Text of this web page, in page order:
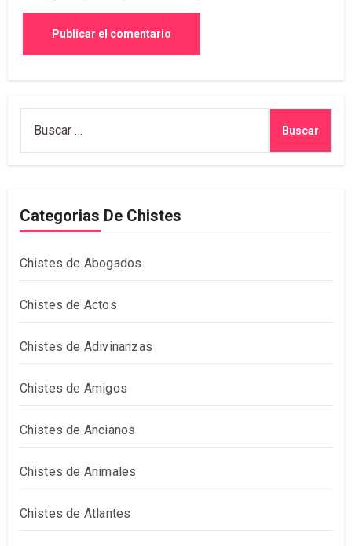
Categorias De Chistes
Chistes de Abogados
Chistes de Actos
Chistes de Adivinanzas
Chistes de Amigos
Chistes de Ancianos
Chistes de Animales
Chistes de Atlantes